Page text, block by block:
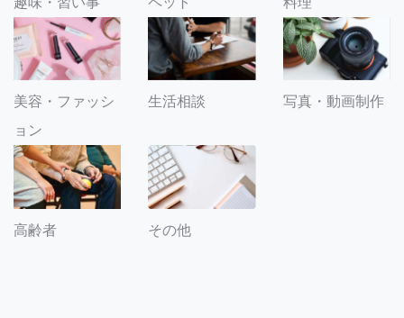
美容・ファッシ
ョン
生活相談 写真・動画制作
高齢者 その他